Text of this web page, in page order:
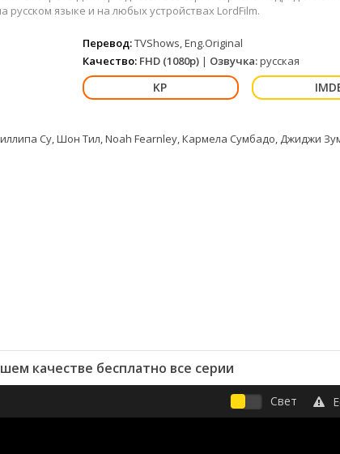
Турция
Корея Южная
Индия
языке и на любых устройствах LordFilm.
Перевод:TVShows, Eng.Original
Качество: FHD (1080p)| Озвучка:русская
Су, Шон Тил, Noah Fearnley, Кармела Сумбадо, Джиджи
качестве бесплатно все серии
Свет